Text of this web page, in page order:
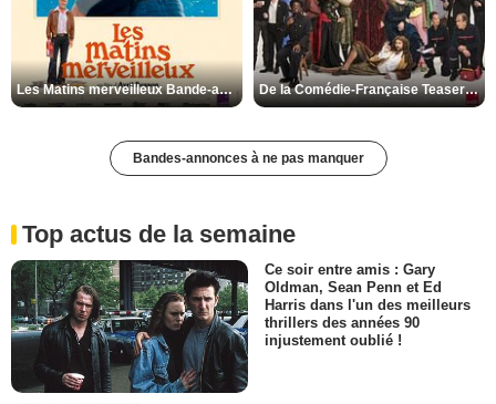
Les Matins merveilleux Bande-annonce VF De la Comédie-Française Teaser VF
Bandes-annonces à ne pas manquer
Top actus de la semaine
Ce soir entre amis : Gary
Oldman, Sean Penn et Ed
Harris dans l'un des meilleurs
thrillers des années 90
injustement oublié !